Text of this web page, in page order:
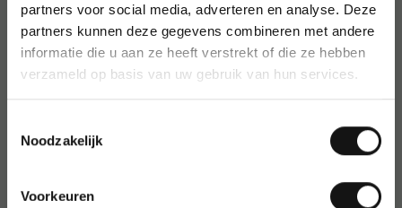
partners voor social media, adverteren en analyse. Deze
partners kunnen deze gegevens combineren met andere
informatie die u aan ze heeft verstrekt of die ze hebben
verzameld op basis van uw gebruik van hun services.
Noodzakelijk
Voorkeuren
Q-CONNECT biedt een breed assortiment kwalitatieve
kantoorartikelen, bekend om hun betrouwbare prestaties en
goede prijs-kwaliteitverhouding.
Productfiche (Engels)